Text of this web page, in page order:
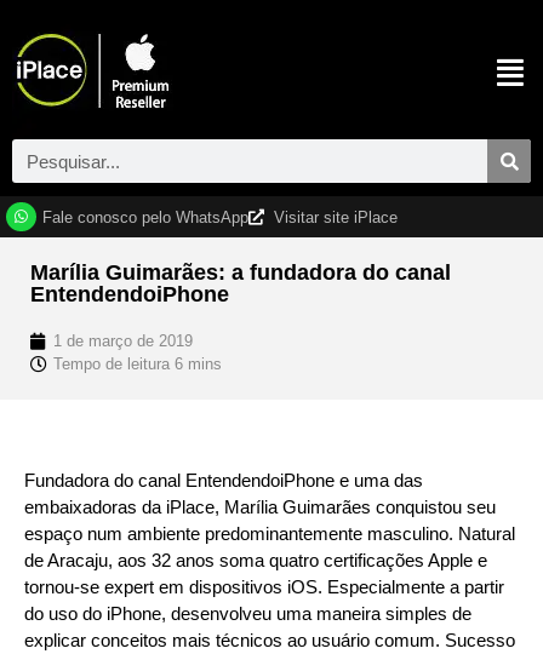
Fale conosco pelo WhatsApp Visitar site iPlace
Marília Guimarães: a fundadora do canal
EntendendoiPhone
1 de março de 2019
Fundadora do canal EntendendoiPhone e uma das
embaixadoras da iPlace, Marília Guimarães conquistou seu
espaço num ambiente predominantemente masculino. Natural
de Aracaju, aos 32 anos soma quatro certificações Apple e
tornou-se expert em dispositivos iOS. Especialmente a partir
do uso do iPhone, desenvolveu uma maneira simples de
explicar conceitos mais técnicos ao usuário comum. Sucesso